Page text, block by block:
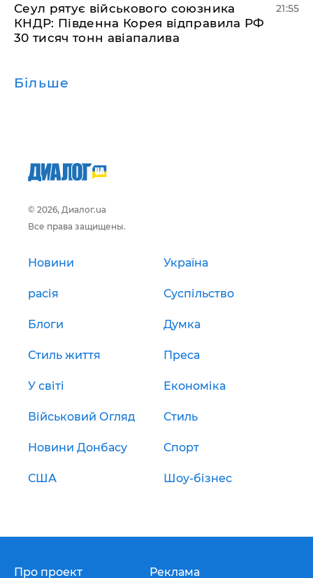
​Сеул рятує військового союзника
КНДР: Південна Корея відправила РФ
30 тисяч тонн авіапалива
21:55
Більше
© 2026, Диалог.ua
Все права защищены.
Новини Україна
расія Суспільство
Блоги Думка
Стиль життя Преса
У світі Економіка
Військовий Огляд Стиль
Новини Донбасу Спорт
США Шоу-бізнес
Про проект Реклама